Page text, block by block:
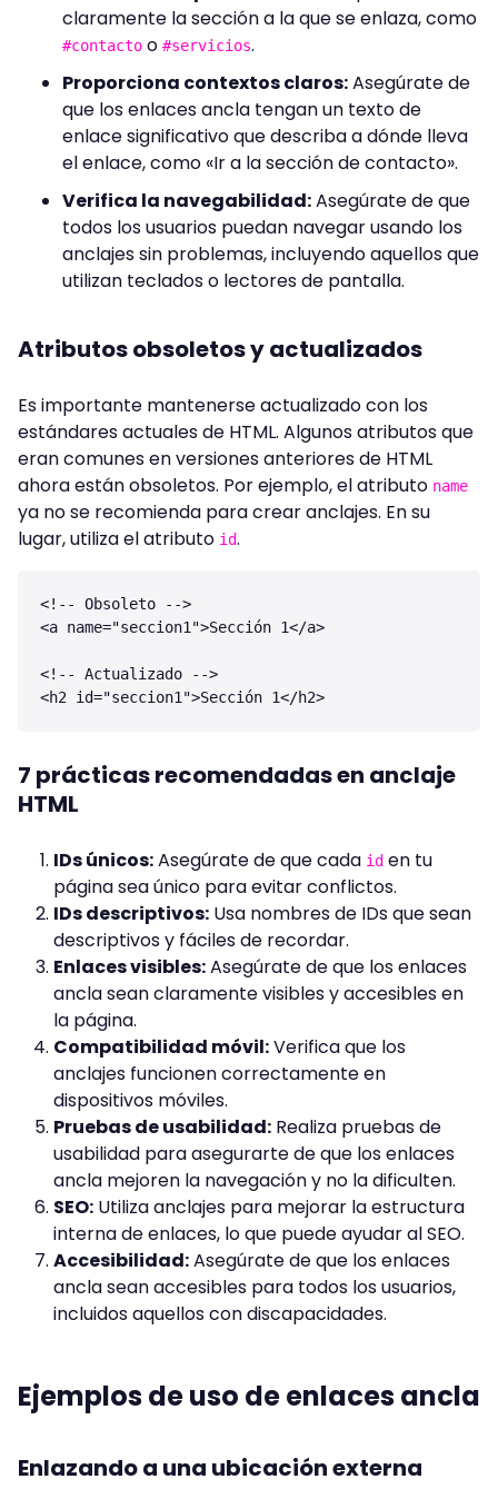
claramente la sección a la que se enlaza, como
#contacto o #servicios.
Proporciona contextos claros:Asegúrate de
que los enlaces ancla tengan un texto de
enlace significativo que describa a dónde lleva
el enlace, como «Ir a la sección de contacto».
Verifica la navegabilidad:Asegúrate de que
todos los usuarios puedan navegar usando los
anclajes sin problemas, incluyendo aquellos que
utilizan teclados o lectores de pantalla.
Atributos obsoletos y actualizados
Es importante mantenerse actualizado con los
estándares actuales de HTML. Algunos atributos que
eran comunes en versiones anteriores de HTML
ahora están obsoletos. Por ejemplo, el atributo name
ya no se recomienda para crear anclajes. En su
lugar, utiliza el atributo id.
<!-- Obsoleto -->
<a name="seccion1">Sección 1</a>
<!-- Actualizado -->
7 prácticas recomendadas en anclaje
HTML
IDs únicos:Asegúrate de que cada id en tu
página sea único para evitar conflictos.
IDs descriptivos: Usa nombres de IDs que sean
descriptivos y fáciles de recordar.
Enlaces visibles:Asegúrate de que los enlaces
ancla sean claramente visibles y accesibles en
la página.
Compatibilidad móvil:Verifica que los
anclajes funcionen correctamente en
dispositivos móviles.
Pruebas de usabilidad: Realiza pruebas de
usabilidad para asegurarte de que los enlaces
ancla mejoren la navegación y no la dificulten.
SEO: Utiliza anclajes para mejorar la estructura
interna de enlaces, lo que puede ayudar al SEO.
Accesibilidad:Asegúrate de que los enlaces
ancla sean accesibles para todos los usuarios,
incluidos aquellos con discapacidades.
Ejemplos de uso de enlaces ancla
Enlazando a una ubicación externa